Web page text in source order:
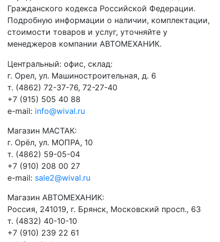
Гражданского кодекса Российской Федерации.
Подробную информации о наличии, комплектации,
стоимости товаров и услуг, уточняйте у
менеджеров компании АВТОМЕХАНИК.
​Центральный: офис, склад:
г. Орел, ул. Машиностроительная, д. 6
т. (4862) 72-37-76, 72-27-40
+7 (915) 505 40 88
e-mail: info@wival.ru
Магазин МАСТАК:
г. Орёл, ул. МОПРА, 10
т. (4862) 59-05-04
+7 (910) 208 00 27
e-mail: sale2@wival.ru
Магазин АВТОМЕХАНИК:
Россия, 241019, г. Брянск, Московский просп., 63
т. (4832) 40-10-10
+7 (910) 239 22 61